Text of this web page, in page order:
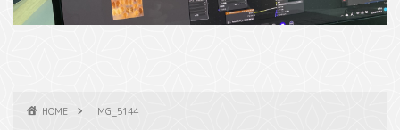
HOME IMG_5144